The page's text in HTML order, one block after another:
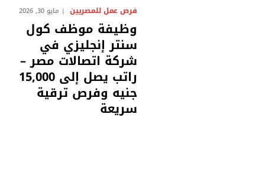
فرص عمل للمصريين مايو 30, 2026
وظيفة موظف كول
سنتر إنجليزي في
شركة اتصالات مصر –
راتب يصل إلى 15,000
جنيه وفرص ترقية
سريعة